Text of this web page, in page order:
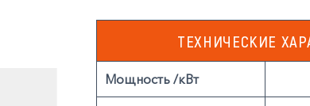
ТЕХНИЧЕСКИЕ
Мощность /кВт